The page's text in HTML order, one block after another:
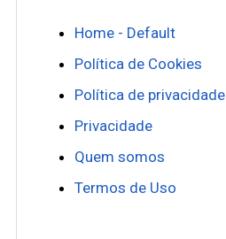
Home - Default
Política de Cookies
Política de privacidade
Privacidade
Quem somos
Termos de Uso